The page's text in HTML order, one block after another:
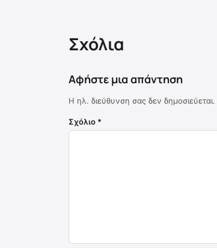
Σχόλια
Αφήστε μια απάντηση
Η ηλ. διεύθυνση σας δεν δημοσιεύεται.
Σχόλιο *